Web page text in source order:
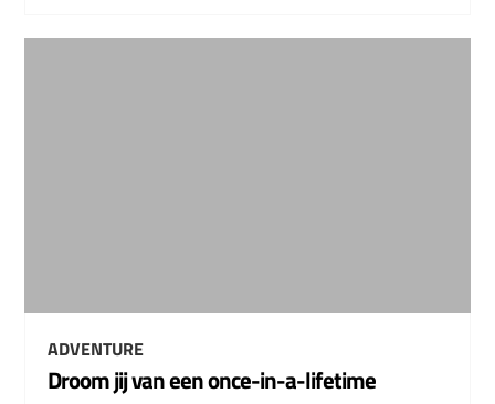
ADVENTURE
Droom jij van een once-in-a-lifetime